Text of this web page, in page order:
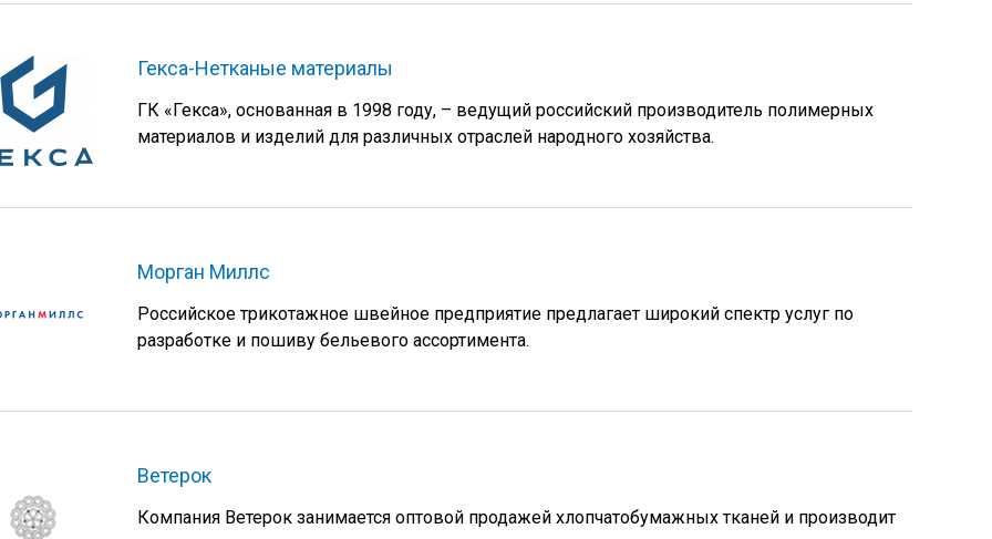
Гекса-Нетканые материалы
ГК «Гекса», основанная в 1998 году, – ведущий российский производитель полимерных
материалов и изделий для различных отраслей народного хозяйства.
Морган Миллс
Российское трикотажное швейное предприятие предлагает широкий спектр услуг по
разработке и пошиву бельевого ассортимента.
Ветерок
Компания Ветерок занимается оптовой продажей хлопчатобумажных тканей и производит